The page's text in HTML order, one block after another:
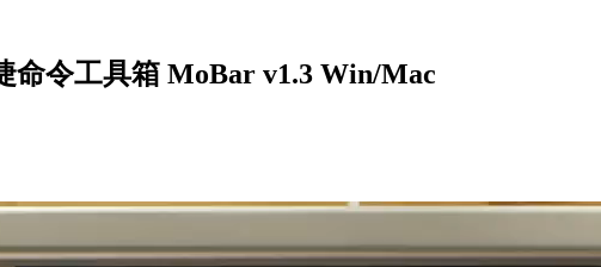
命令工具箱 MoBar v1.3 Win/Mac